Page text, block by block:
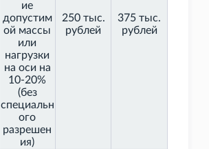
ие
допустим
ой массы
или
нагрузки
на оси на
10-20%
(без
специальн
ого
разрешен
ия)
250 тыс.
рублей
375 тыс.
рублей